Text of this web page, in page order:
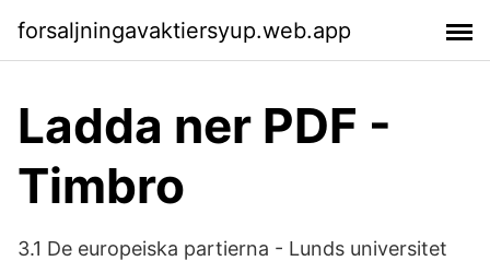
forsaljningavaktiersyup.web.app
Ladda ner PDF -
Timbro
3.1 De europeiska partierna - Lunds universitet